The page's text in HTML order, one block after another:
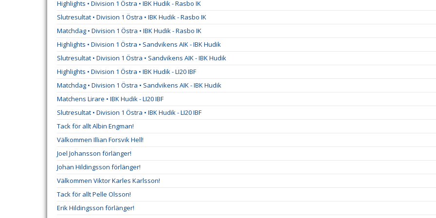
Highlights • Division 1 Östra • IBK Hudik - Rasbo IK
Slutresultat • Division 1 Östra • IBK Hudik - Rasbo IK
Matchdag • Division 1 Östra • IBK Hudik - Rasbo IK
Highlights • Division 1 Östra • Sandvikens AIK - IBK Hudik
Slutresultat • Division 1 Östra • Sandvikens AIK - IBK Hudik
Highlights • Division 1 Östra • IBK Hudik - LI20 IBF
Matchdag • Division 1 Östra • Sandvikens AIK - IBK Hudik
Matchens Lirare • IBK Hudik - LI20 IBF
Slutresultat • Division 1 Östra • IBK Hudik - LI20 IBF
Tack för allt Albin Engman!
Välkommen Illian Forsvik Hell!
Joel Johansson förlänger!
Johan Hildingsson förlänger!
Välkommen Viktor Karles Karlsson!
Tack för allt Pelle Olsson!
Erik Hildingsson förlänger!